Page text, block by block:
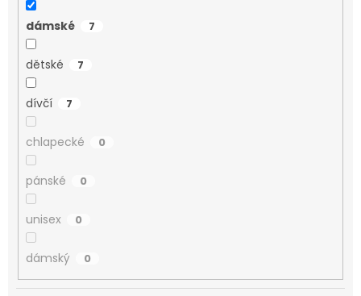
dámské 7
dětské 7
dívčí 7
chlapecké 0
pánské 0
unisex 0
dámský 0